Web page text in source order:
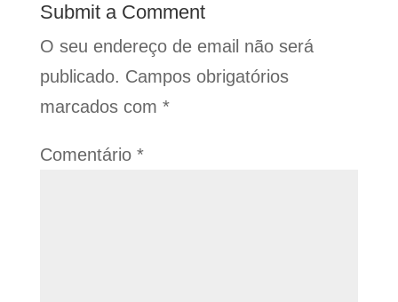
Submit a Comment
O seu endereço de email não será
publicado. Campos obrigatórios
marcados com *
Comentário *